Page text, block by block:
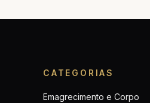
CATEGORIAS
Emagrecimento e Corpo